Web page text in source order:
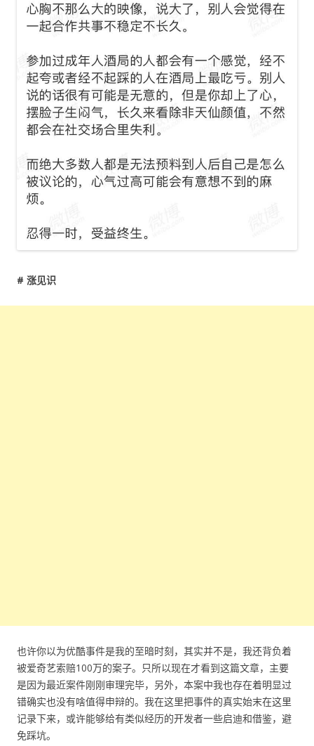
# 涨见识
也许你以为优酷事件是我的至暗时刻，其实并不是，我还背负着
被爱奇艺索赔100万的案子。只所以现在才看到这篇文章，主要
是因为最近案件刚刚审理完毕，另外，本案中我也存在着明显过
错确实也没有啥值得申辩的。我在这里把事件的真实始末在这里
记录下来，或许能够给有类似经历的开发者一些启迪和借鉴，避
免踩坑。